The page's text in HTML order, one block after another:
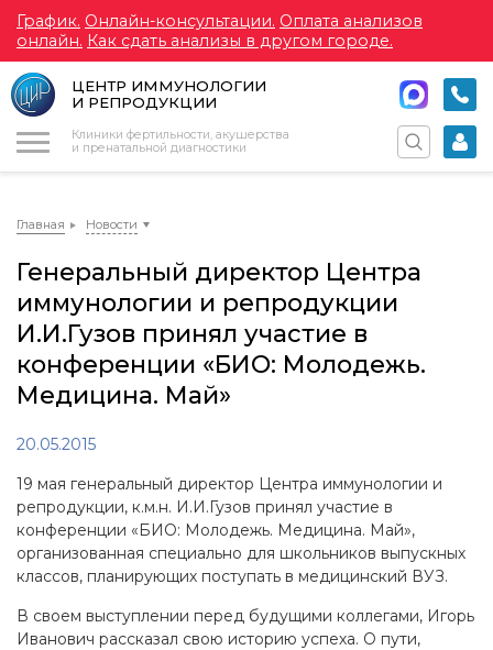
График. Онлайн-консультации. Оплата анализов
онлайн. Как сдать анализы в другом городе.
ЦЕНТР ИММУНОЛОГИИ
И РЕПРОДУКЦИИ
Клиники фертильности, акушерства
и пренатальной диагностики
Главная Новости
Генеральный директор Центра
иммунологии и репродукции
И.И.Гузов принял участие в
конференции «БИО: Молодежь.
Медицина. Май»
20.05.2015
19 мая генеральный директор Центра иммунологии и
репродукции, к.м.н. И.И.Гузов принял участие в
конференции «БИО: Молодежь. Медицина. Май»,
организованная специально для школьников выпускных
классов, планирующих поступать в медицинский ВУЗ.
В своем выступлении перед будущими коллегами, Игорь
Иванович рассказал свою историю успеха. О пути,